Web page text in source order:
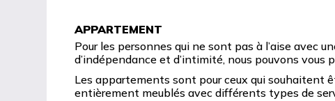
APPARTEMENT
Pour les personnes qui ne sont pas à l’aise avec
d’indépendance et d’intimité, nous pouvons
Les appartements sont pour ceux qui
entièrement meublés avec différents types de